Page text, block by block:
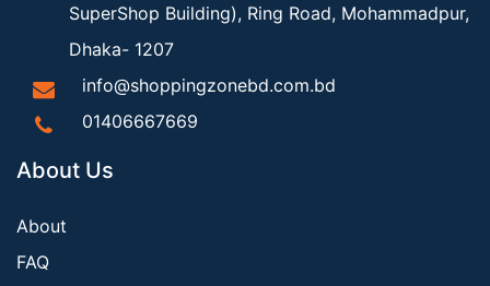
SuperShop Building), Ring Road, Mohammadpur,
Dhaka- 1207
info@shoppingzonebd.com.bd
01406667669
About Us
About
FAQ